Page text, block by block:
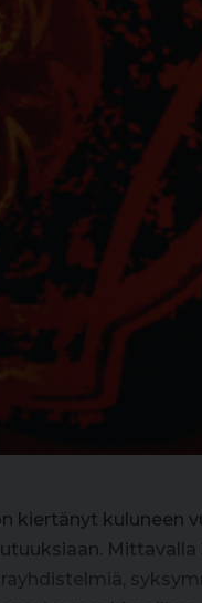
kiertänyt kuluneen